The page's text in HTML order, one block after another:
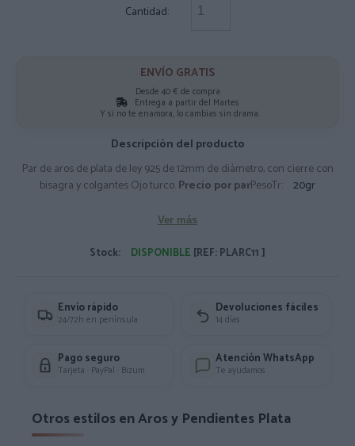
Cantidad:
ENVÍO GRATIS
Desde 40 € de compra
Entrega a partir del Martes
Y si no te enamora, lo cambias sin drama.
Descripción del producto
Par de aros de plata de ley 925 de 12mm de diámetro, con cierre con
bisagra y colgantes Ojo turco.Precio por parPesoTr: 20gr
Ver más
Stock: DISPONIBLE [REF: PLARC11 ]
Envío rápido
24/72h en península
Devoluciones fáciles
14 días
Pago seguro
Tarjeta · PayPal · Bizum
Atención WhatsApp
Te ayudamos
Otros estilos en Aros y Pendientes Plata